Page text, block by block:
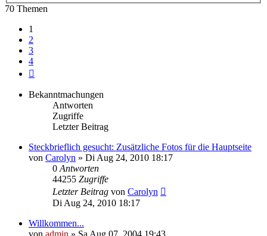
70 Themen
1
2
3
4
Bekanntmachungen
Antworten
Zugriffe
Letzter Beitrag
Steckbrieflich gesucht: Zusätzliche Fotos für die Hauptseite
von Carolyn » Di Aug 24, 2010 18:17
0 Antworten
44255 Zugriffe
Letzter Beitrag von Carolyn
Di Aug 24, 2010 18:17
Willkommen...
von admin » Sa Aug 07, 2004 19:43